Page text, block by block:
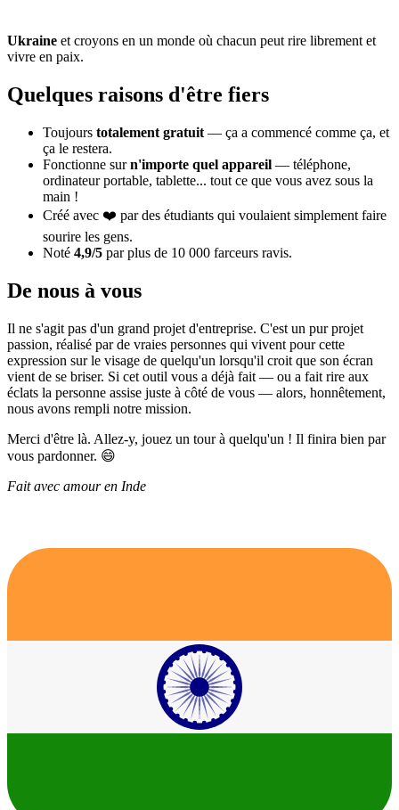
Ukraine et croyons en un monde où chacun peut rire librement et
vivre en paix.
Quelques raisons d'être fiers
Toujours totalement gratuit — ça a commencé comme ça, et
ça le restera.
Fonctionne surn'importe quel appareil — téléphone,
ordinateur portable, tablette... tout ce que vous avez sous la
main !
Créé avec ❤️ par des étudiants qui voulaient simplement faire
sourire les gens.
Noté 4,9/5 par plus de 10 000 farceurs ravis.
De nous à vous
Il ne s'agit pas d'un grand projet d'entreprise. C'est un pur projet
passion, réalisé par de vraies personnes qui vivent pour cette
expression sur le visage de quelqu'un lorsqu'il croit que son écran
vient de se briser. Si cet outil vous a déjà fait — ou a fait rire aux
éclats la personne assise juste à côté de vous — alors, honnêtement,
nous avons rempli notre mission.
Merci d'être là. Allez-y, jouez un tour à quelqu'un ! Il finira bien par
vous pardonner. 😄
Fait avec amour en Inde